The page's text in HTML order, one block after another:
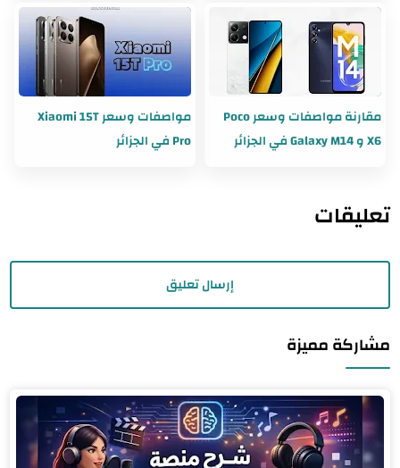
مقارنة مواصفات وسعر Poco
X6 و Galaxy M14 في الجزائر
مواصفات وسعر Xiaomi 15T
Pro في الجزائر
تعليقات
إرسال تعليق
مشاركة مميزة